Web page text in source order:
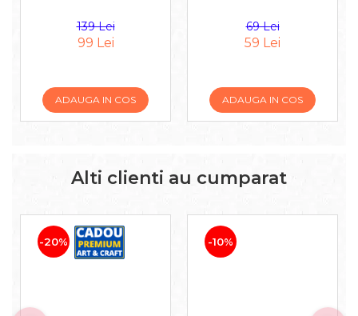
139 Lei
99 Lei
ADAUGA IN COS
69 Lei
59 Lei
ADAUGA IN COS
Alti clienti au cumparat
-20% -10%